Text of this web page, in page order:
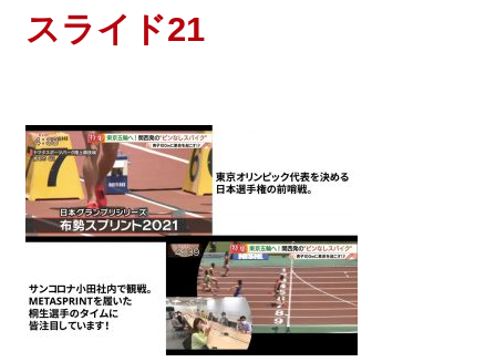
スライド21